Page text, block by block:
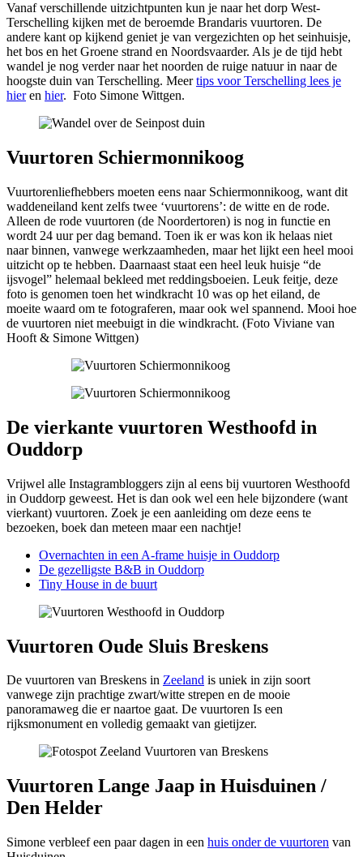
Vanaf verschillende uitzichtpunten kun je naar het dorp West-
Terschelling kijken met de beroemde Brandaris vuurtoren. De
andere kant op kijkend geniet je van vergezichten op het seinhuisje,
het bos en het Groene strand en Noordsvaarder. Als je de tijd hebt
wandel je nog verder naar het noorden de ruige natuur in naar de
hoogste duin van Terschelling. Meertips voor Terschelling lees je
hieren hier. Foto Simone Wittgen.
Vuurtoren Schiermonnikoog
Vuurtorenliefhebbers moeten eens naar Schiermonnikoog, want dit
waddeneiland kent zelfs twee ‘vuurtorens’: de witte en de rode.
Alleen de rode vuurtoren (de Noordertoren) is nog in functie en
wordt 24 uur per dag bemand. Toen ik er was kon ik helaas niet
naar binnen, vanwege werkzaamheden, maar het lijkt een heel mooi
uitzicht op te hebben. Daarnaast staat een heel leuk huisje “de
ijsvogel” helemaal bekleed met reddingsboeien. Leuk feitje, deze
foto is genomen toen het windkracht 10 was op het eiland, de
moeite waard om te fotograferen, maar ook wel spannend. Mooi hoe
de vuurtoren niet meebuigt in die windkracht. (Foto Viviane van
Hooft & Simone Wittgen)
De vierkante vuurtoren Westhoofd in
Ouddorp
Vrijwel alle Instagrambloggers zijn al eens bij vuurtoren Westhoofd
in Ouddorp geweest. Het is dan ook wel een hele bijzondere (want
vierkant) vuurtoren. Zoek je een aanleiding om deze eens te
bezoeken, boek dan meteen maar een nachtje!
Overnachten in een A-frame huisje in Ouddorp
De gezelligste B&B in Ouddorp
Tiny House in de buurt
Vuurtoren Oude Sluis Breskens
De vuurtoren van Breskens in Zeeland is uniek in zijn soort
vanwege zijn prachtige zwart/witte strepen en de mooie
panoramaweg die er naartoe gaat. De vuurtoren Is een
rijksmonument en volledig gemaakt van gietijzer.
Vuurtoren Lange Jaap in Huisduinen /
Den Helder
Simone verbleef een paar dagen in een huis onder de vuurtoren van